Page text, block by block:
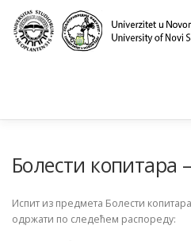
content
KLINIKA I LABORATORIJE
Болести копитара
Испит из предмета Болести
одржати по следећем распореду: